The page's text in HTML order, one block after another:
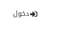
دخول